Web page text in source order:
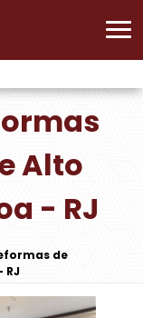
Alto
- RJ
de
RJ